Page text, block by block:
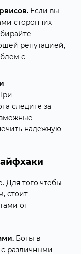
Если вы
сторонних
репутацией,
с
следите за
надежную
Для того чтобы
стоит
от
Боты в
различными